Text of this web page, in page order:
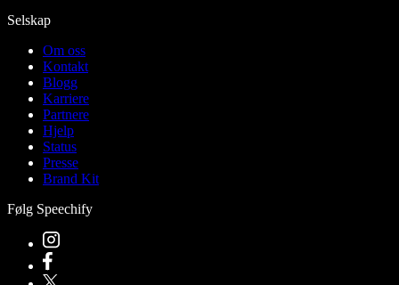
Selskap
Om oss
Kontakt
Blogg
Karriere
Partnere
Hjelp
Status
Presse
Brand Kit
Følg Speechify